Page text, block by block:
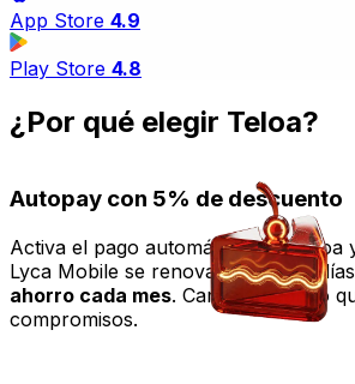
App Store 4.9
Play Store 4.8
¿Por qué elegir Teloa?
Autopay con 5% de descuento
Activa el pago automático con Teloa
Lyca Mobile se renovará cada 30
ahorro cada mes. Cancela cuando
compromisos.